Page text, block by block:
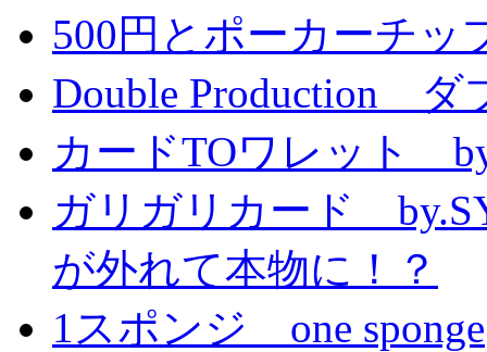
500円とポーカーチッ
Double Production ダ
カードTOワレット
ガリガリカード
が外れて本物に！？
1スポンジ one sponge